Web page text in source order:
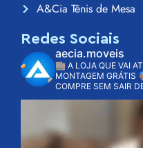
A&Cia Tênis de Mesa
Redes Sociais
aecia.moveis
🏬 A LOJA QUE VAI
MONTAGEM GRÁTIS
COMPRE SEM SAIR